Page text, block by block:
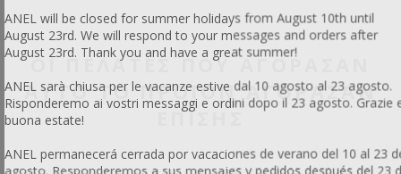
έτοιμα συρματωμένα με περασμένο το φύλλο κηρήθρας. Οι
συνδετήρες είναι εφαρμοσμένοι στην κυψέλη.
ΟΙ ΠΕΛΆΤΕΣ ΠΟΥ ΑΓΌΡΑΣΑΝ
ΑΥΤΌ ΤΟ ΠΡΟΪΌΝ ΑΓΌΡΑΣΑΝ
ΕΠΊΣΗΣ
ANEL will be closed for summer holidays from August 10th until
August 23rd. We will respond to your messages and orders after
August 23rd. Thank you and have a great summer!
ANEL sarà chiusa per le vacanze estive dal 10 agosto al 23 agosto.
Risponderemo ai vostri messaggi e ordini dopo il 23 agosto. Grazie
buona estate!
ANEL permanecerá cerrada por vacaciones de verano del 10 al 23
agosto. Responderemos a sus mensajes y pedidos después del 23